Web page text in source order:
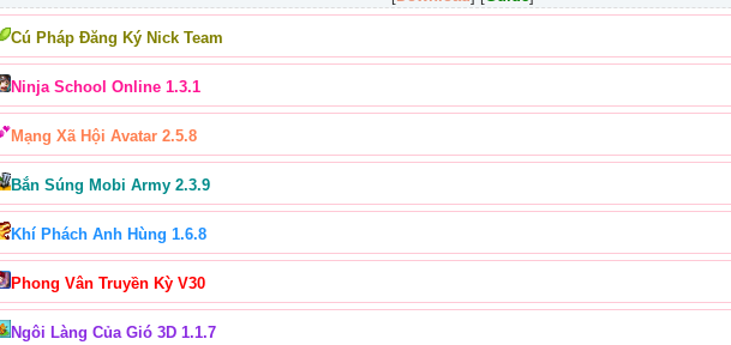
Cú Pháp Đăng Ký Nick Team
Ninja School Online 1.3.1
Mạng Xã Hội Avatar 2.5.8
Bắn Súng Mobi Army 2.3.9
Khí Phách Anh Hùng 1.6.8
Phong Vân Truyền Kỳ V30
Ngôi Làng Của Gió 3D 1.1.7